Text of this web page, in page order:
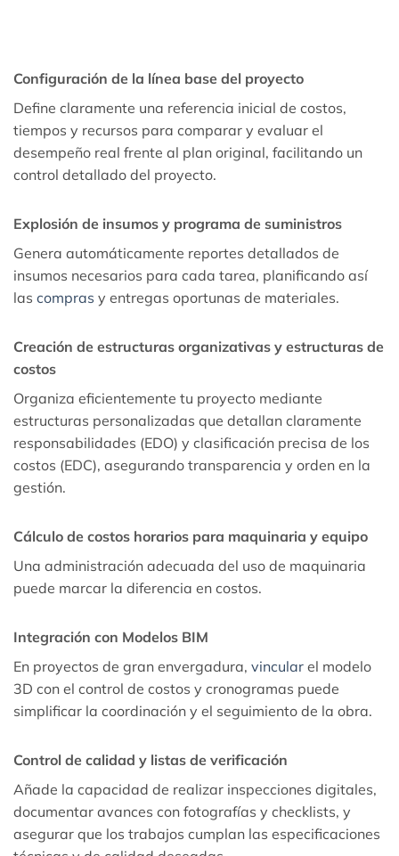
Configuración de la línea base del proyecto
Define claramente una referencia inicial de costos,
tiempos y recursos para comparar y evaluar el
desempeño real frente al plan original, facilitando un
control detallado del proyecto.
Explosión de insumos y programa de suministros
Genera automáticamente reportes detallados de
insumos necesarios para cada tarea, planificando así
las compras y entregas oportunas de materiales.
Creación de estructuras organizativas y estructuras de
costos
Organiza eficientemente tu proyecto mediante
estructuras personalizadas que detallan claramente
responsabilidades (EDO) y clasificación precisa de los
costos (EDC), asegurando transparencia y orden en la
gestión.
Cálculo de costos horarios para maquinaria y equipo
Una administración adecuada del uso de maquinaria
puede marcar la diferencia en costos.
Integración con Modelos BIM
En proyectos de gran envergadura, vincular el modelo
3D con el control de costos y cronogramas puede
simplificar la coordinación y el seguimiento de la obra.
Control de calidad y listas de verificación
Añade la capacidad de realizar inspecciones digitales,
documentar avances con fotografías y checklists, y
asegurar que los trabajos cumplan las especificaciones